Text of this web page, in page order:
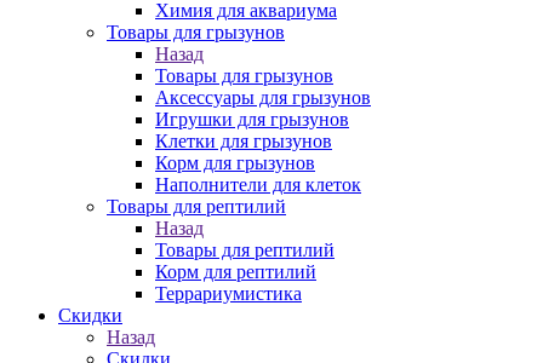
Химия для аквариума
Товары для грызунов
Назад
Товары для грызунов
Аксессуары для грызунов
Игрушки для грызунов
Клетки для грызунов
Корм для грызунов
Наполнители для клеток
Товары для рептилий
Назад
Товары для рептилий
Корм для рептилий
Террариумистика
Скидки
Назад
Скидки